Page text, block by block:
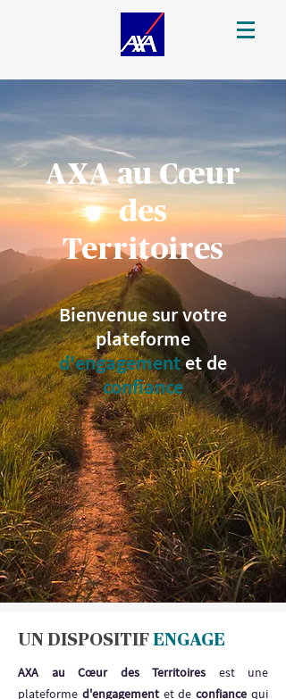
AXA au Cœur
des
Territoires
Bienvenue sur votre
plateforme
d'engagementet de
confiance
UN DISPOSITIF ENGAGE
AXA au Cœur des Territoires est une
plateforme d'engagementet deconfiance qui